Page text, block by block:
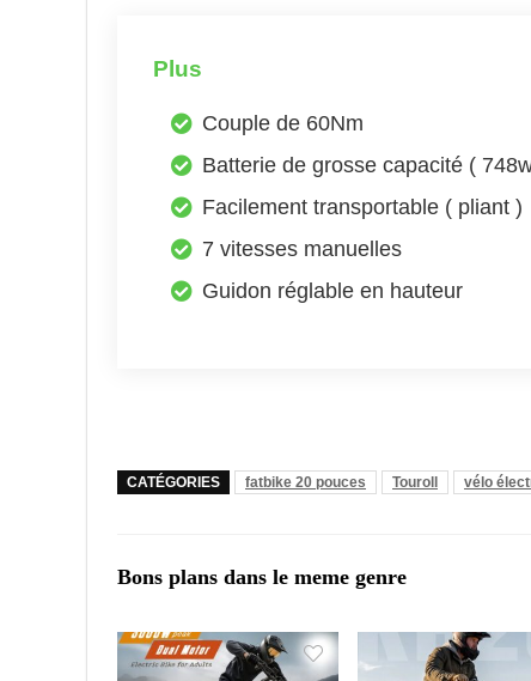
Plus
Couple de 60Nm
Batterie de grosse capacité (
Facilement transportable ( pliant )
7 vitesses manuelles
Guidon réglable en hauteur
CATÉGORIES fatbike 20 pouces Touroll vélo
Bons plans dans le meme genre